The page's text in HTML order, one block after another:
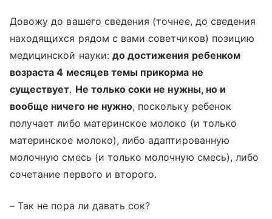
Довожу до вашего сведения (точнее, до сведения
находящихся рядом с вами советчиков) позицию
медицинской науки: до достижения ребенком
возраста 4 месяцев темы прикорма не
существует. Не только соки не нужны, но и
вообще ничего не нужно, поскольку ребенок
получает либо материнское молоко (и только
материнское молоко), либо адаптированную
молочную смесь (и только молочную смесь), либо
сочетание первого и второго.
– Так не пора ли давать сок?